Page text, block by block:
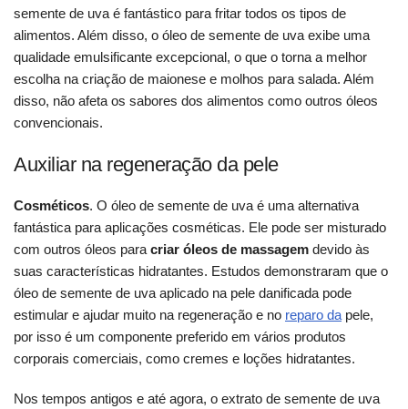
semente de uva é fantástico para fritar todos os tipos de
alimentos. Além disso, o óleo de semente de uva exibe uma
qualidade emulsificante excepcional, o que o torna a melhor
escolha na criação de maionese e molhos para salada. Além
disso, não afeta os sabores dos alimentos como outros óleos
convencionais.
Auxiliar na regeneração da pele
Cosméticos. O óleo de semente de uva é uma alternativa
fantástica para aplicações cosméticas. Ele pode ser misturado
com outros óleos para criar óleos de massagem devido às
suas características hidratantes. Estudos demonstraram que o
óleo de semente de uva aplicado na pele danificada pode
estimular e ajudar muito na regeneração e no reparo da pele,
por isso é um componente preferido em vários produtos
corporais comerciais, como cremes e loções hidratantes.
Nos tempos antigos e até agora, o extrato de semente de uva